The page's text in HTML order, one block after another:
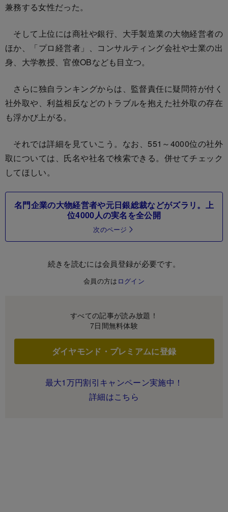
兼務する女性だった。
そして上位には商社や銀行、大手製造業の大物経営者の
ほか、「プロ経営者」、コンサルティング会社や士業の出
身、大学教授、官僚OBなども目立つ。
さらに独自ランキングからは、監督責任に疑問符が付く
社外取や、利益相反などのトラブルを抱えた社外取の存在
も浮かび上がる。
それでは詳細を見ていこう。なお、551～4000位の社外
取については、氏名や社名で検索できる。併せてチェック
してほしい。
名門企業の大物経営者や元日銀総裁などがズラリ。上
位4000人の実名を全公開
次のページ
続きを読むには会員登録が必要です。
会員の方は ログイン
すべての記事が読み放題！
7日間無料体験
ダイヤモンド・プレミアムに登録
最大1万円割引キャンペーン実施中！
詳細はこちら